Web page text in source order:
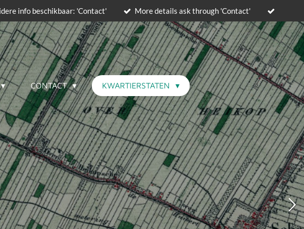
info beschikbaar: 'Contact' More details ask through 'Contact'
CONTACT KWARTIERSTATEN